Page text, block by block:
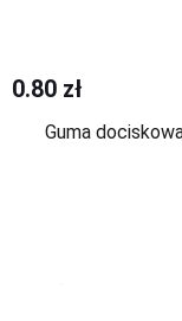
0.80 zł
Guma